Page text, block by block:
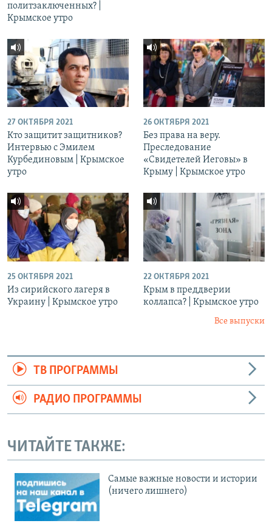
политзаключенных? |
Крымское утро
27 ОКТЯБРЯ 2021
Кто защитит защитников?
Интервью с Эмилем
Курбединовым | Крымское
утро
26 ОКТЯБРЯ 2021
Без права на веру.
Преследование
«Свидетелей Иеговы» в
Крыму | Крымское утро
25 ОКТЯБРЯ 2021
Из сирийского лагеря в
Украину | Крымское утро
22 ОКТЯБРЯ 2021
Крым в преддверии
коллапса? | Крымское утро
Все выпуски
ТВ ПРОГРАММЫ
РАДИО ПРОГРАММЫ
ЧИТАЙТЕ ТАКЖЕ:
Cамые важные новости и истории
(ничего лишнего)